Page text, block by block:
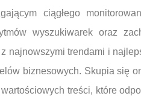
ciągłego
wyszukiwarek oraz
najnowszymi trendami i
biznesowych. Skupia się
treści, które